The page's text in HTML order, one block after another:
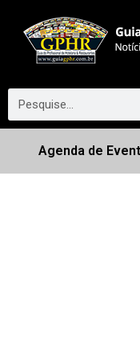
Agenda de